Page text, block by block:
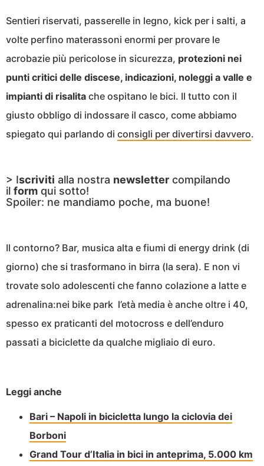
Sentieri riservati, passerelle in legno, kick per i salti, a
volte perfino materassoni enormi per provare le
acrobazie più pericolose in sicurezza, protezioni nei
punti critici delle discese, indicazioni, noleggi a valle e
impianti di risalita che ospitano le bici. Il tutto con il
giusto obbligo di indossare il casco, come abbiamo
spiegato qui parlando di consigli per divertirsi davvero.
> Iscriviti alla nostra newsletter compilando
il form qui sotto!
Spoiler: ne mandiamo poche, ma buone!
Il contorno? Bar, musica alta e fiumi di energy drink (di
giorno) che si trasformano in birra (la sera). E non vi
trovate solo adolescenti che fanno colazione a latte e
adrenalina:nei bike park l’età media è anche oltre i 40,
spesso ex praticanti del motocross e dell’enduro
passati a biciclette da qualche migliaio di euro.
Leggi anche
Bari – Napoli in bicicletta lungo la ciclovia dei
Borboni
Grand Tour d’Italia in bici in anteprima, 5.000 km